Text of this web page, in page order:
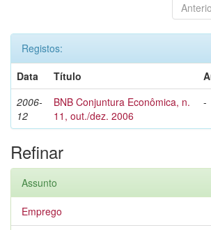
Registos:
Data
Título
2006-
12
BNB Conjuntura Econômica, n.
11, out./dez. 2006
-
Refinar
Assunto
Emprego